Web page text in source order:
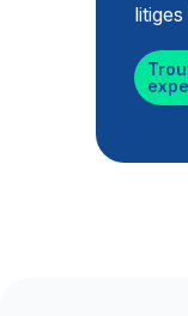
litiges